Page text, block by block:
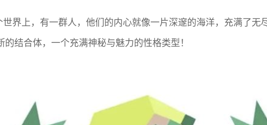
界上，有一群人，他们的内心就像一片深邃的海洋，充满了无
结合体，一个充满神秘与魅力的性格类型！